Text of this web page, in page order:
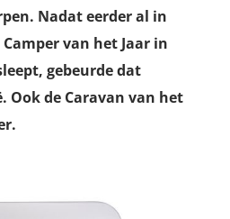
Nadat eerder al in
van het Jaar in
gebeurde dat
Ook de Caravan van het